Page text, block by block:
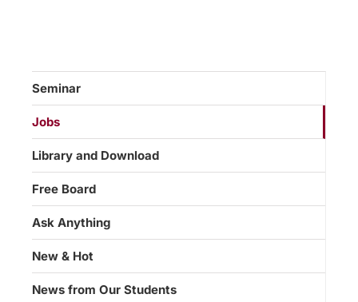
Seminar
Jobs
Library and Download
Free Board
Ask Anything
New & Hot
News from Our Students